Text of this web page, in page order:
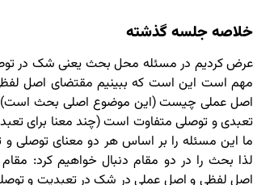
خلاصه جلسه گذشته
عرض کردیم در مسئله محل بحث یعنی شک در
مهم است این است که ببینیم مقتضای اصل
اصل عملی چیست (این موضوع اصلی بحث است)
تعبدی و توصلی متفاوت است (چند معنا برای
ما این مسئله را بر اساس هر دو معنای توصلی و
لذا بحث را در دو مقام دنبال خواهیم کرد:
اصل لفظی و اصل عملی در شک در تعبدیت و